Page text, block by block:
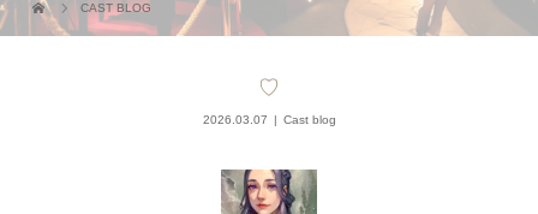
CAST BLOG
♡
2026.03.07 Cast blog